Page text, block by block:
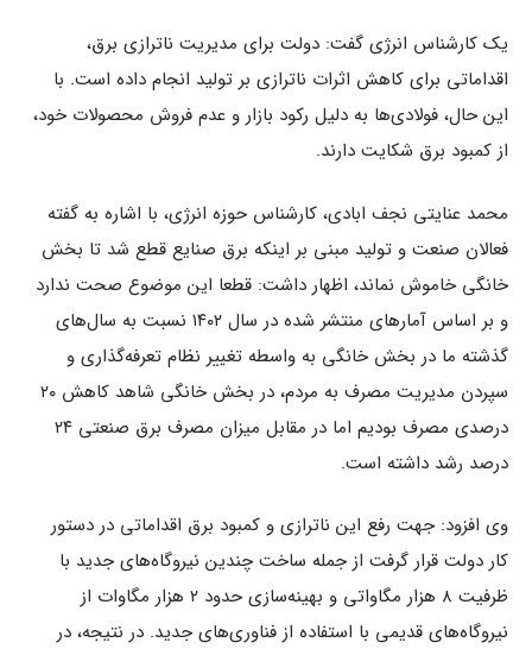
یک کارشناس انرژی گفت: دولت برای مدیریت ناترازی برق،
اقداماتی برای کاهش اثرات ناترازی بر تولید انجام داده است. با
این حال، فولادی‌ها به دلیل رکود بازار و عدم فروش محصولات خود،
از کمبود برق شکایت دارند.
محمد عنایتی نجف ابادی، کارشناس حوزه انرژی، با اشاره به گفته
فعالان صنعت و تولید مبنی بر اینکه برق صنایع قطع شد تا بخش
خانگی خاموش نماند، اظهار داشت: قطعا این موضوع صحت ندارد
و بر اساس آمارهای منتشر شده در سال ۱۴۰۲ نسبت به سال‌های
گذشته ما در بخش خانگی به واسطه تغییر نظام تعرفه‌گذاری و
سپردن مدیریت مصرف به مردم، در بخش خانگی شاهد کاهش ۲۰
درصدی مصرف بودیم اما در مقابل میزان مصرف برق صنعتی ۲۴
درصد رشد داشته است.
وی افزود: جهت رفع این ناترازی و کمبود برق اقداماتی در دستور
کار دولت قرار گرفت از جمله ساخت چندین نیروگاه‌های جدید با
ظرفیت ۸ هزار مگاواتی و بهینه‌سازی حدود ۲ هزار مگاوات از
نیروگاه‌های قدیمی با استفاده از فناوری‌های جدید. در نتیجه، در